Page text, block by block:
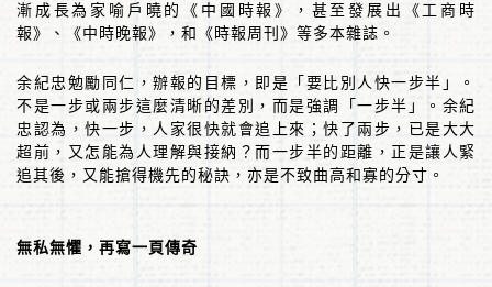
漸成長為家喻戶曉的《中國時報》，甚至發展出《工商時
報》、《中時晚報》，和《時報周刊》等多本雜誌。
余紀忠勉勵同仁，辦報的目標，即是「要比別人快一步半」。
不是一步或兩步這麼清晰的差別，而是強調「一步半」。余紀
忠認為，快一步，人家很快就會追上來；快了兩步，已是大大
超前，又怎能為人理解與接納？而一步半的距離，正是讓人緊
追其後，又能搶得機先的秘訣，亦是不致曲高和寡的分寸。
無私無懼，再寫一頁傳奇